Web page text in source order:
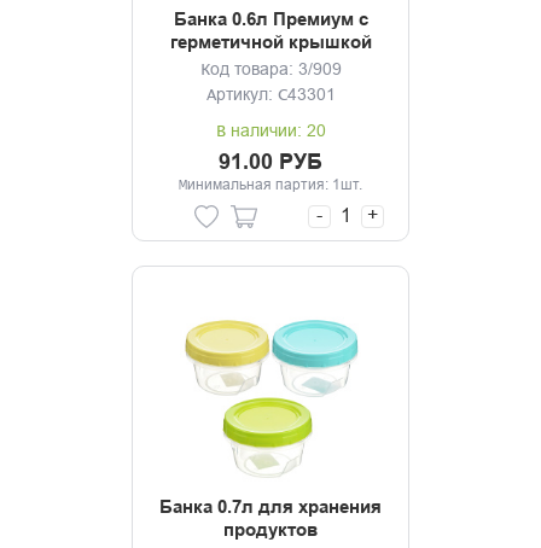
Банка 0.6л Премиум с
герметичной крышкой
Код товара: 3/909
Артикул: С43301
В наличии: 20
91.00 РУБ
Минимальная партия: 1шт.
- +
Банка 0.7л для хранения
продуктов